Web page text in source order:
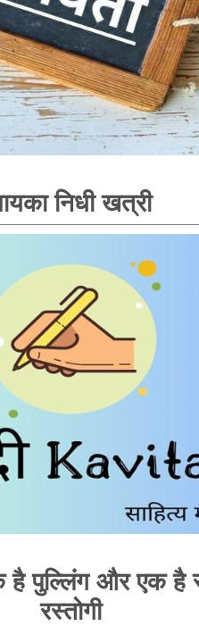
निधी खत्री
है पुल्लिंग और एक है
रस्तोगी